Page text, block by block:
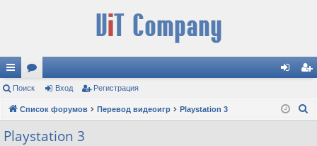
с
ы
лк
ор
ум д ис
Поиск Вход Регистрация
Список форумов Перевод видеоигр Playstation 3
Playstation 3